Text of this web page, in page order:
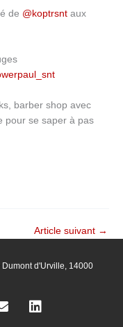
de @koptrsnt aux
barber shop avec
pour se saper à pas
Article suivant →
d'Urville, 14000
E
L